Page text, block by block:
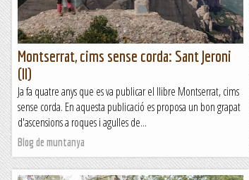
Montserrat, cims sense corda: Sant Jeroni
(II)
Ja fa quatre anys que es va publicar el llibre Montserrat, cims
sense corda. En aquesta publicació es proposa un bon grapat
d'ascensions a roques i agulles de...
Blog de muntanya